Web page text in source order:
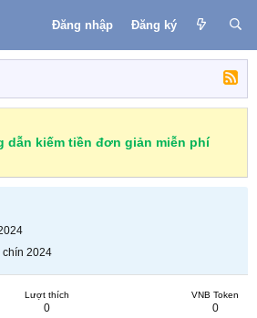
Đăng nhập Đăng ký
dẫn kiếm tiền đơn giản miễn phí
chín 2024
Lượt thích
0
VNB Token
0